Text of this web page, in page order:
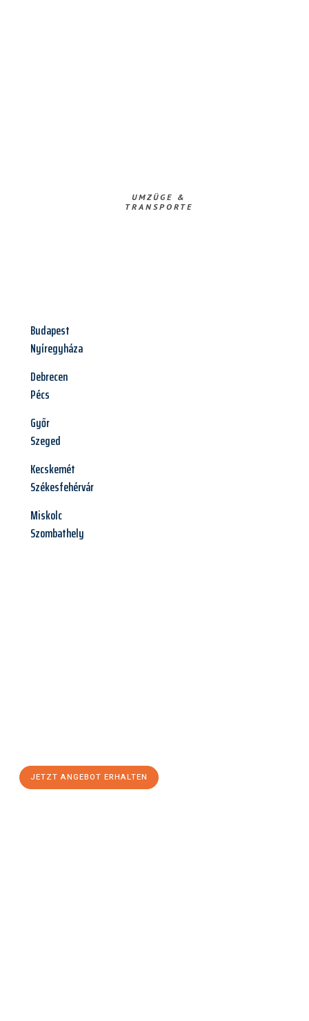
UMZÜGE &
TRANSPORTE
Budapest
Nyíregyháza
Debrecen
Pécs
Győr
Szeged
Kecskemét
Székesfehérvár
Miskolc
Szombathely
JETZT ANGEBOT ERHALTEN